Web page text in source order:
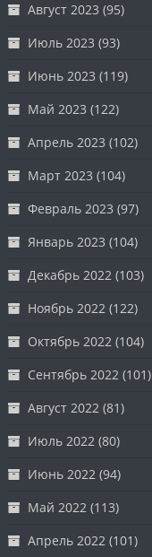
Август 2023 (95)
Июль 2023 (93)
Июнь 2023 (119)
Май 2023 (122)
Апрель 2023 (102)
Март 2023 (104)
Февраль 2023 (97)
Январь 2023 (104)
Декабрь 2022 (103)
Ноябрь 2022 (122)
Октябрь 2022 (104)
Сентябрь 2022 (101)
Август 2022 (81)
Июль 2022 (80)
Июнь 2022 (94)
Май 2022 (113)
Апрель 2022 (101)